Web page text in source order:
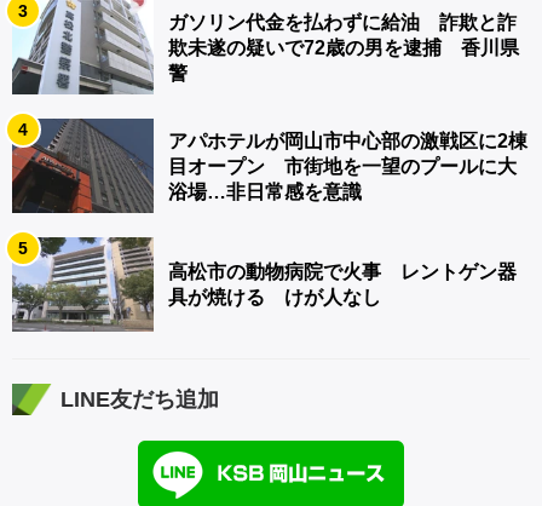
3
ガソリン代金を払わずに給油 詐欺と詐
欺未遂の疑いで72歳の男を逮捕 香川県
警
4
アパホテルが岡山市中心部の激戦区に2棟
目オープン 市街地を一望のプールに大
浴場…非日常感を意識
5
高松市の動物病院で火事 レントゲン器
具が焼ける けが人なし
LINE友だち追加